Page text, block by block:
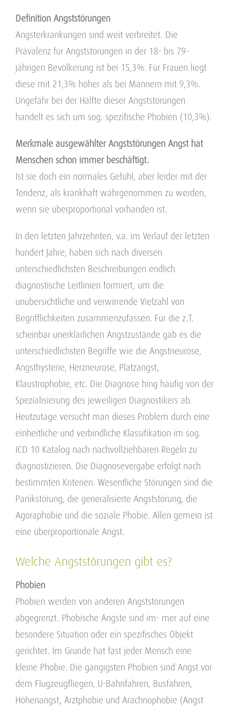
Definition Angststörungen
Angsterkrankungen sind weit verbreitet. Die
Prävalenz für Angststörungen in der 18- bis 79-
jährigen Bevölkerung ist bei 15,3%. Für Frauen liegt
diese mit 21,3% höher als bei Männern mit 9,3%.
Ungefähr bei der Hälfte dieser Angststörungen
handelt es sich um sog. spezifische Phobien (10,3%).
Merkmale ausgewählter Angststörungen Angst hat
Menschen schon immer beschäftigt.
Ist sie doch ein normales Gefühl, aber leider mit der
Tendenz, als krankhaft wahrgenommen zu werden,
wenn sie überproportional vorhanden ist.
In den letzten Jahrzehnten, v.a. im Verlauf der letzten
hundert Jahre, haben sich nach diversen
unterschiedlichsten Beschreibungen endlich
diagnostische Leitlinien formiert, um die
unübersichtliche und verwirrende Vielzahl von
Begrifflichkeiten zusammenzufassen. Für die z.T.
scheinbar unerklärlichen Angstzustände gab es die
unterschiedlichsten Begriffe wie die Angstneurose,
Angsthysterie, Herzneurose, Platzangst,
Klaustrophobie, etc. Die Diagnose hing häufig von der
Spezialisierung des jeweiligen Diagnostikers ab.
Heutzutage versucht man dieses Problem durch eine
einheitliche und verbindliche Klassifikation im sog.
ICD 10 Katalog nach nachvollziehbaren Regeln zu
diagnostizieren. Die Diagnosevergabe erfolgt nach
bestimmten Kriterien. Wesentliche Störungen sind die
Panikstörung, die generalisierte Angststörung, die
Agoraphobie und die soziale Phobie. Allen gemein ist
eine überproportionale Angst.
Welche Angststörungen gibt es?
Phobien
Phobien werden von anderen Angststörungen
abgegrenzt. Phobische Ängste sind im- mer auf eine
besondere Situation oder ein spezifisches Objekt
gerichtet. Im Grunde hat fast jeder Mensch eine
kleine Phobie. Die gängigsten Phobien sind Angst vor
dem Flugzeugfliegen, U-Bahnfahren, Busfahren,
Höhenangst, Arztphobie und Arachnophobie (Angst